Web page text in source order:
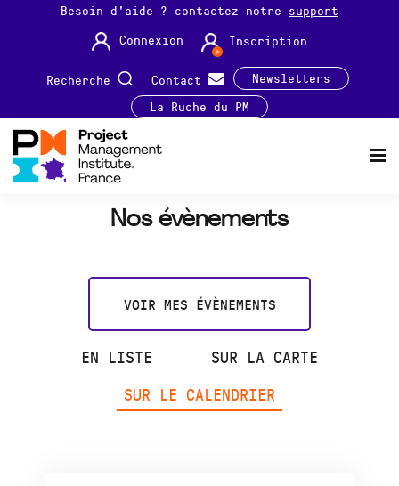
Besoin d'aide ? contactez notre support
Connexion
Inscription
Recherche Contact
Newsletters
La Ruche du PM
Nos évènements
VOIR MES ÉVÈNEMENTS
EN LISTE
SUR LA CARTE
SUR LE CALENDRIER